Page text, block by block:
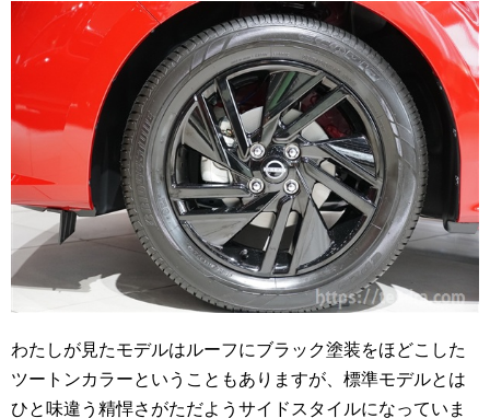
わたしが見たモデルはルーフにブラック塗装をほどこした
ツートンカラーということもありますが、標準モデルとは
ひと味違う精悍さがただようサイドスタイルになっていま